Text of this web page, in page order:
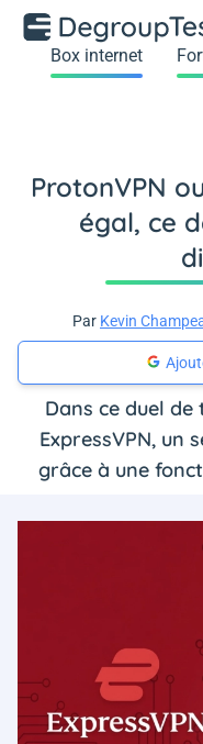
Box internet
ProtonVPN
égal, ce
Par Kevin
Dans ce duel
ExpressVPN, un
grâce à une